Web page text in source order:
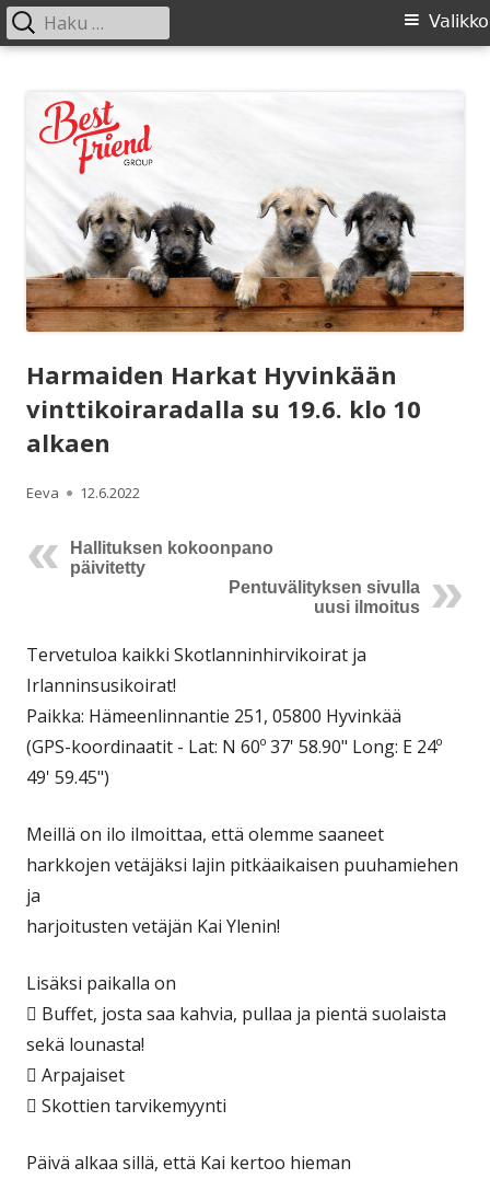
sisältöön
Ensisijainen
Valikko
Haku:
Harmaiden Harkat Hyvinkään
vinttikoiraradalla su 19.6. klo 10
alkaen
Kirjoittaja
Eeva Julkaistu
12.6.2022
Hallituksen kokoonpano
päivitetty
Pentuvälityksen sivulla
uusi ilmoitus
Tervetuloa kaikki Skotlanninhirvikoirat ja
Irlanninsusikoirat!
Paikka: Hämeenlinnantie 251, 05800 Hyvinkää
(GPS-koordinaatit - Lat: N 60º 37' 58.90" Long: E 24º
49' 59.45")
Meillä on ilo ilmoittaa, että olemme saaneet
harkkojen vetäjäksi lajin pitkäaikaisen puuhamiehen
ja
harjoitusten vetäjän Kai Ylenin!
Lisäksi paikalla on
 Buffet, josta saa kahvia, pullaa ja pientä suolaista
sekä lounasta!
 Arpajaiset
 Skottien tarvikemyynti
Päivä alkaa sillä, että Kai kertoo hieman